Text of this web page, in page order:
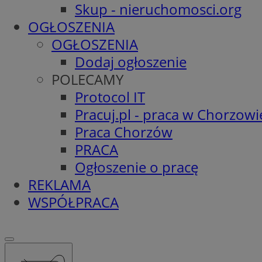
Skup - nieruchomosci.org
OGŁOSZENIA
OGŁOSZENIA
Dodaj ogłoszenie
POLECAMY
Protocol IT
Pracuj.pl - praca w
Praca Chorzów
PRACA
Ogłoszenie o pracę
REKLAMA
WSPÓŁPRACA